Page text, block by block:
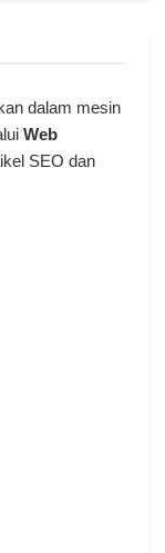
dalam mesin
Web
SEO dan